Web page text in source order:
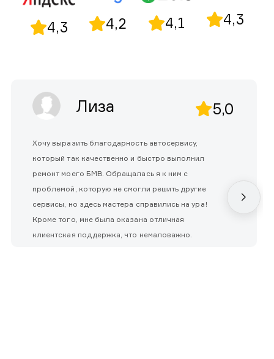
4,3 4,2 4,1 4,3
Лиза 5,0
Хочу выразить благодарность автосервису,
который так качественно и быстро выполнил
ремонт моего БМВ. Обращалась я к ним с
проблемой, которую не смогли решить другие
сервисы, но здесь мастера справились на ура!
Кроме того, мне была оказана отличная
клиентская поддержка, что немаловажно.